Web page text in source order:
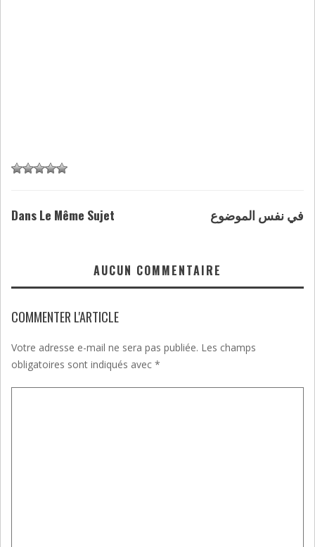
Dans Le Même Sujet في نفس الموضوع
AUCUN COMMENTAIRE
COMMENTER L'ARTICLE
Votre adresse e-mail ne sera pas publiée. Les champs
obligatoires sont indiqués avec *